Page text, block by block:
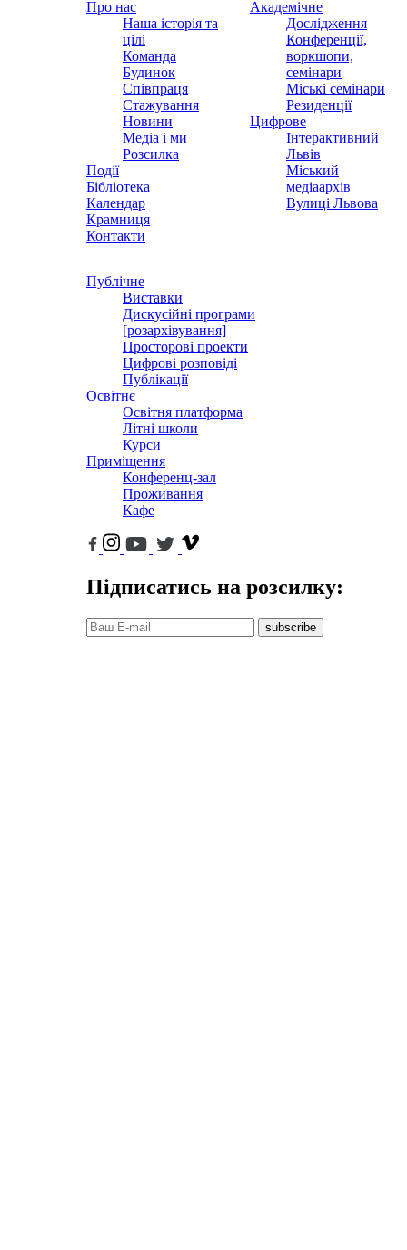
Про нас
Наша історія та
цілі
Команда
Будинок
Співпраця
Стажування
Новини
Медіа і ми
Розсилка
Події
Бібліотека
Календар
Крамниця
Контакти
Академічне
Дослідження
Конференції,
воркшопи,
семінари
Міські семінари
Резиденції
Цифрове
Інтерактивний
Львів
Міський
медіаархів
Вулиці Львова
Публічне
Виставки
Дискусійні програми
[розархівування]
Просторові проекти
Цифрові розповіді
Публікації
Освітнє
Освітня платформа
Літні школи
Курси
Приміщення
Конференц-зал
Проживання
Кафе
Підписатись на розсилку:
subscribe